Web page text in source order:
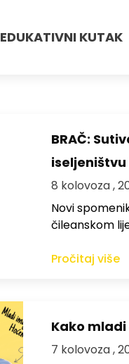
EDUKATIVNI KUTAK
BRAČ:
iseljeništvu
8 kolovoza ,
Novi
čileanskom
Pročitaj više
Kako
7 kolovoza ,